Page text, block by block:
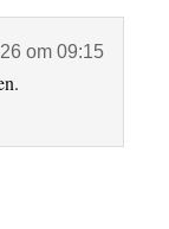
om 09:15